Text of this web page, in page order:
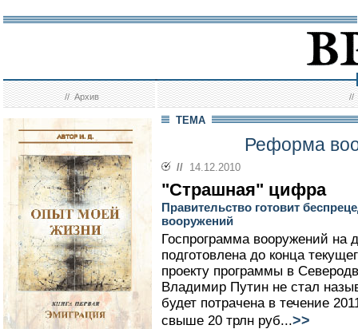
//Архив //
ТЕМА
Реформа
// 14.12.2010
"Страшная" цифра
Правительство готовит
вооружений
Госпрограмма вооружений на
подготовлена до конца
проекту программы в
Владимир Путин не стал
будет потрачена в течение
свыше 20 трлн руб...>>